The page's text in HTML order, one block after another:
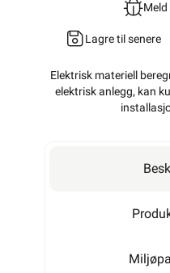
Lagre til senere
Elektrisk materiell
elektrisk anlegg, kan